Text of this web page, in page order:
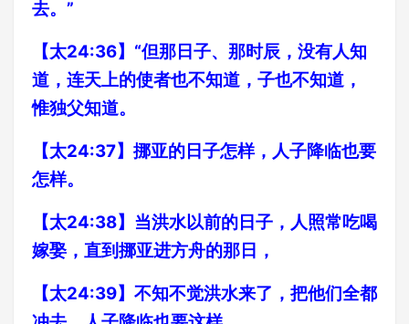
去。”
【太24:36】“但那日子、那时辰，没有人知
道，连天上的使者也不知道，子也不知道，
惟独父知道。
【太24:37】挪亚的日子怎样，人子降临也要
怎样。
【太24:38】当洪水以前的日子，人照常吃喝
嫁娶，直到挪亚进方舟的那日，
【太24:39】不知不觉洪水来了，把他们全都